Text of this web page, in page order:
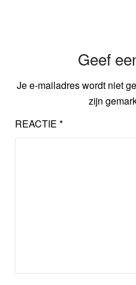
Geef
Je e-mailadres wordt niet
zijn
REACTIE *